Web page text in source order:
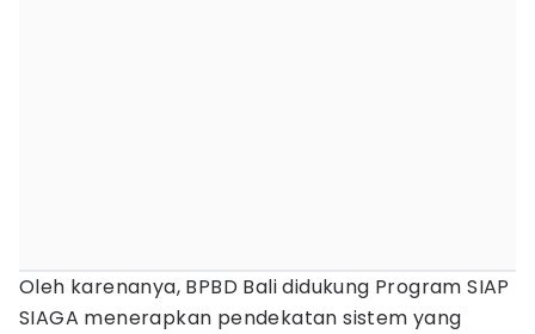
Oleh karenanya, BPBD Bali didukung Program SIAP
SIAGA menerapkan pendekatan sistem yang